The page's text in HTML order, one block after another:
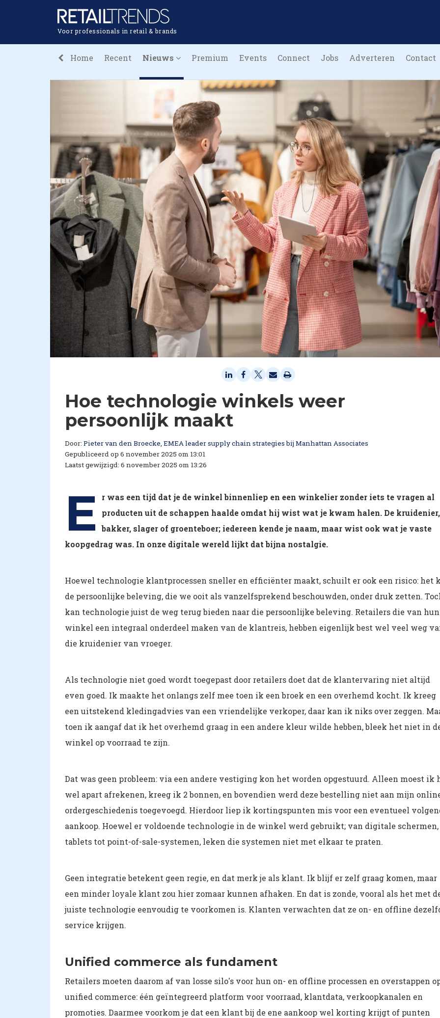
Voor professionals in retail & brands
Home Recent Nieuws Premium Events Connect Jobs Adverteren Contact
Hoe technologie winkels weer
persoonlijk maakt
Door: Pieter van den Broecke, EMEA leader supply chain strategies bij Manhattan Associates
Gepubliceerd op 6 november 2025 om 13:01
Laatst gewijzigd: 6 november 2025 om 13:26
E
r was een tijd dat je de winkel binnenliep en een winkelier zonder iets te vragen al
producten uit de schappen haalde omdat hij wist wat je kwam halen. De kruidenier,
bakker, slager of groenteboer; iedereen kende je naam, maar wist ook wat je vaste
koopgedrag was. In onze digitale wereld lijkt dat bijna nostalgie.
Hoewel technologie klantprocessen sneller en efficiënter maakt, schuilt er ook een risico: het
de persoonlijke beleving, die we ooit als vanzelfsprekend beschouwden, onder druk zetten.
kan technologie juist de weg terug bieden naar die persoonlijke beleving. Retailers die van hun
winkel een integraal onderdeel maken van de klantreis, hebben eigenlijk best wel veel weg
die kruidenier van vroeger.
Als technologie niet goed wordt toegepast door retailers doet dat de klantervaring niet altijd
even goed. Ik maakte het onlangs zelf mee toen ik een broek en een overhemd kocht. Ik kreeg
een uitstekend kledingadvies van een vriendelijke verkoper, daar kan ik niks over zeggen.
toen ik aangaf dat ik het overhemd graag in een andere kleur wilde hebben, bleek het niet in
winkel op voorraad te zijn.
Dat was geen probleem: via een andere vestiging kon het worden opgestuurd. Alleen moest ik
wel apart afrekenen, kreeg ik 2 bonnen, en bovendien werd deze bestelling niet aan mijn
ordergeschiedenis toegevoegd. Hierdoor liep ik kortingspunten mis voor een eventueel
aankoop. Hoewel er voldoende technologie in de winkel werd gebruikt; van digitale schermen,
tablets tot point-of-sale-systemen, leken die systemen niet met elkaar te praten.
Geen integratie betekent geen regie, en dat merk je als klant. Ik blijf er zelf graag komen, maar
een minder loyale klant zou hier zomaar kunnen afhaken. En dat is zonde, vooral als het met
juiste technologie eenvoudig te voorkomen is. Klanten verwachten dat ze on- en offline
service krijgen.
Unified commerce als fundament
Retailers moeten daarom af van losse silo's voor hun on- en offline processen en overstappen
unified commerce: één geïntegreerd platform voor voorraad, klantdata, verkoopkanalen en
promoties. Daarmee voorkom je dat een klant bij de ene aankoop wel korting krijgt of punten